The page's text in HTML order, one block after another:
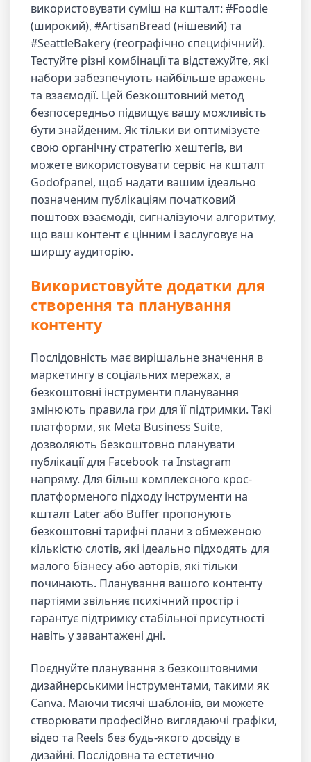
використовувати суміш на кшталт: #Foodie
(широкий), #ArtisanBread (нішевий) та
#SeattleBakery (географічно специфічний).
Тестуйте різні комбінації та відстежуйте, які
набори забезпечують найбільше вражень
та взаємодії. Цей безкоштовний метод
безпосередньо підвищує вашу можливість
бути знайденим. Як тільки ви оптимізуєте
свою органічну стратегію хештегів, ви
можете використовувати сервіс на кшталт
Godofpanel, щоб надати вашим ідеально
позначеним публікаціям початковий
поштовх взаємодії, сигналізуючи алгоритму,
що ваш контент є цінним і заслуговує на
ширшу аудиторію.
Використовуйте додатки для
створення та планування
контенту
Послідовність має вирішальне значення в
маркетингу в соціальних мережах, а
безкоштовні інструменти планування
змінюють правила гри для її підтримки. Такі
платформи, як Meta Business Suite,
дозволяють безкоштовно планувати
публікації для Facebook та Instagram
напряму. Для більш комплексного крос-
платформеного підходу інструменти на
кшталт Later або Buffer пропонують
безкоштовні тарифні плани з обмеженою
кількістю слотів, які ідеально підходять для
малого бізнесу або авторів, які тільки
починають. Планування вашого контенту
партіями звільняє психічний простір і
гарантує підтримку стабільної присутності
навіть у завантажені дні.
Поєднуйте планування з безкоштовними
дизайнерськими інструментами, такими як
Canva. Маючи тисячі шаблонів, ви можете
створювати професійно виглядаючі графіки,
відео та Reels без будь-якого досвіду в
дизайні. Послідовна та естетично